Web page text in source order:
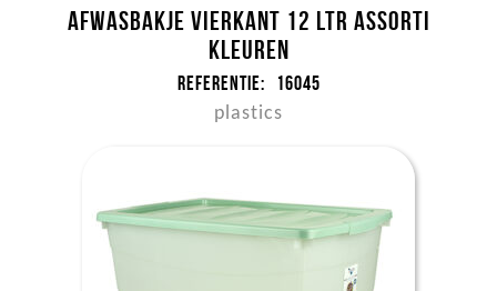
Afwasbakje vierkant 12 ltr assorti
kleuren
Referentie: 16045
plastics